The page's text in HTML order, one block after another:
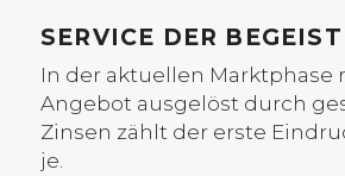
SERVICE DER
In der aktuellen
Angebot ausgelöst durch
Zinsen zählt der erste
je.